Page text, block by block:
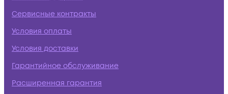
Сервисные контракты
Условия оплаты
Условия доставки
Гарантийное обслуживание
Расширенная гарантия